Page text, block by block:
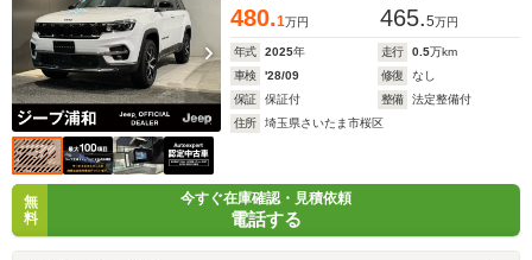
480.1万円 465.5万円
年式 2025年 走行 0.5万km
車検
'28/09 修復
なし
保証
保証付 整備
法定整備付
住所
埼玉県さいたま市桜区
無
料
今すぐ在庫確認・見積依頼
電話する